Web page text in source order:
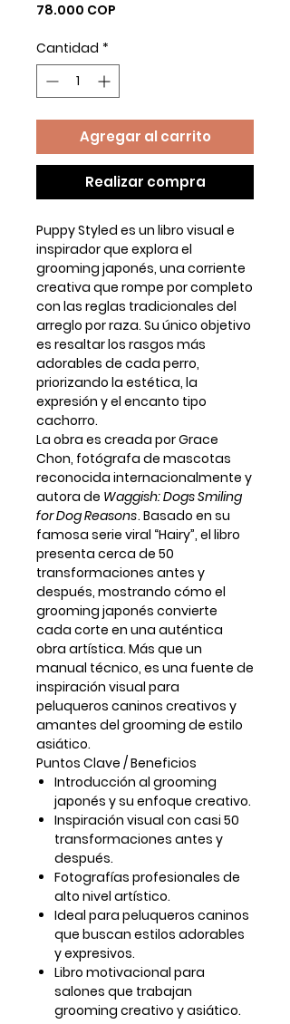
78.000 COP
Cantidad *
Agregar al carrito
Realizar compra
Puppy Styled es un libro visual e
inspirador que explora el
grooming japonés, una corriente
creativa que rompe por completo
con las reglas tradicionales del
arreglo por raza. Su único objetivo
es resaltar los rasgos más
adorables de cada perro,
priorizando la estética, la
expresión y el encanto tipo
cachorro.
La obra es creada porGrace
Chon, fotógrafa de mascotas
reconocida internacionalmente y
autora de Waggish: Dogs Smiling
for Dog Reasons. Basado en su
famosa serie viral “Hairy”, el libro
presenta cerca de 50
transformaciones antes y
después, mostrando cómo el
grooming japonés convierte
cada corte en una auténtica
obra artística. Más que un
manual técnico, es una fuente de
inspiración visual para
peluqueros caninos creativos y
amantes del grooming de estilo
asiático.
Puntos Clave / Beneficios
Introducción al grooming
japonés y su enfoque creativo.
Inspiración visual con casi 50
transformaciones antes y
después.
Fotografías profesionales de
alto nivel artístico.
Ideal para peluqueros caninos
que buscan estilos adorables
y expresivos.
Libro motivacional para
salones que trabajan
grooming creativo y asiático.